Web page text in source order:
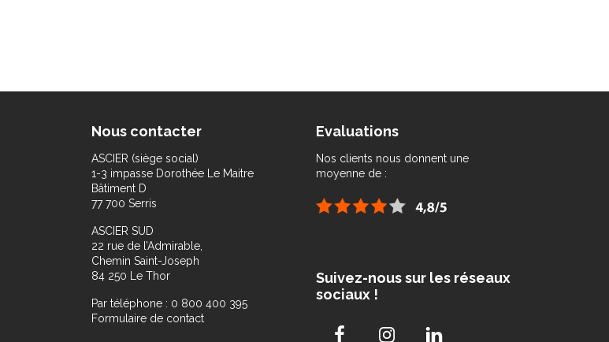
Nous contacter
ASCIER (siège social)
1-3 impasse Dorothée Le Maitre
Bâtiment D
77 700 Serris
ASCIER SUD
22 rue de l’Admirable,
Chemin Saint-Joseph
84 250 Le Thor
Par téléphone : 0 800 400 395
Formulaire de contact
Evaluations
Nos clients nous donnent une
moyenne de :
Suivez-nous sur les réseaux
sociaux !